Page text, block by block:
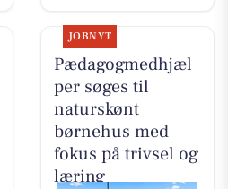
JOBNYT
Pædagogmedhjæl
per søges til
naturskønt
børnehus med
fokus på trivsel og
læring